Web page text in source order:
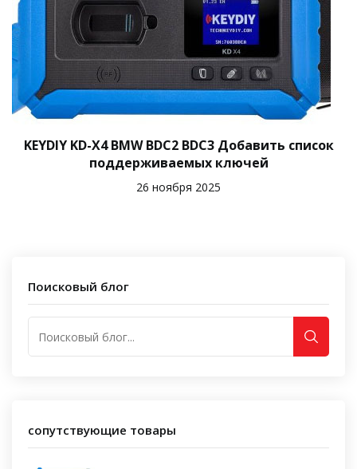
KEYDIY KD-X4 BMW BDC2 BDC3 Добавить список
поддерживаемых ключей
26 ноября 2025
Поисковый блог
сопутствующие товары